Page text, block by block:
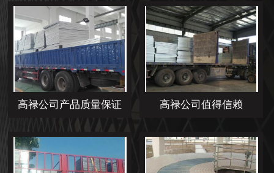
高禄公司产品质量保证 高禄公司值得信赖